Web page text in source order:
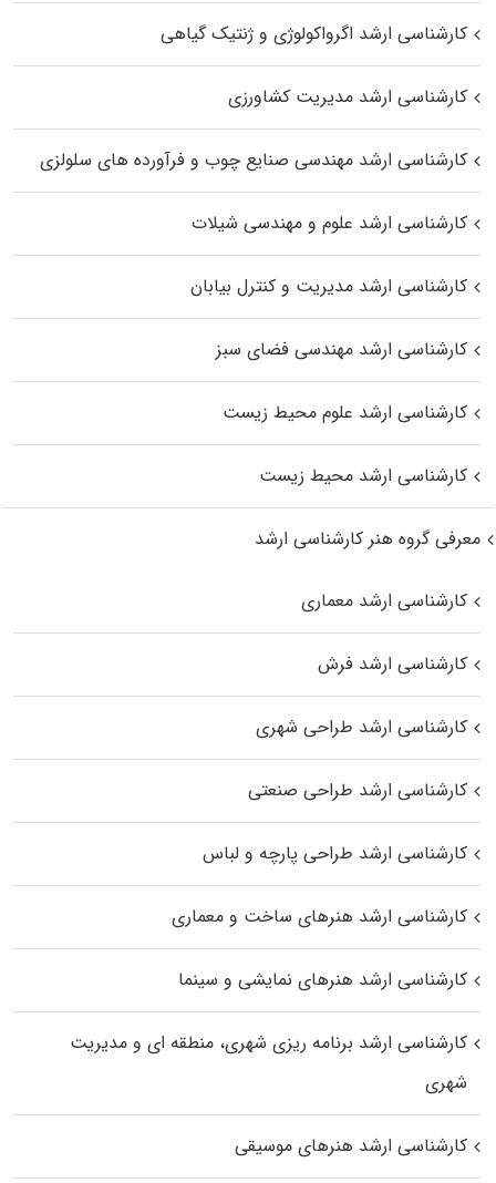
کارشناسی ارشد اگرواکولوژی و ژنتیک گیاهی
کارشناسی ارشد مدیریت کشاورزی
کارشناسی ارشد مهندسی صنایع چوب و فرآورده‌ های سلولزی
کارشناسی ارشد علوم و مهندسی شیلات
کارشناسی ارشد مدیریت و کنترل بیابان
کارشناسی ارشد مهندسی فضای سبز
کارشناسی ارشد علوم محیط‌ زیست
کارشناسی ارشد محیط زیست
معرفی گروه هنر کارشناسی ارشد
کارشناسی ارشد معماری
کارشناسی ارشد فرش
کارشناسی ارشد طراحی شهری
کارشناسی ارشد طراحی صنعتی
کارشناسی ارشد طراحی پارچه و لباس
کارشناسی ارشد هنرهای ساخت و معماری
کارشناسی ارشد هنرهای نمایشی و سینما
کارشناسی ارشد برنامه ریزی شهری، منطقه‌ ای و مدیریت
شهری
کارشناسی ارشد هنرهای موسیقی